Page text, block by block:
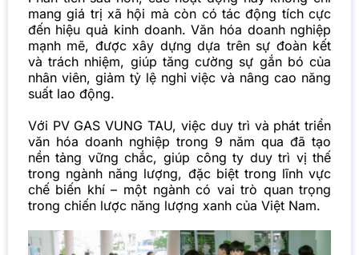
mang giá trị xã hội mà còn có tác động tích cực
đến hiệu quả kinh doanh. Văn hóa doanh nghiệp
mạnh mẽ, được xây dựng dựa trên sự đoàn kết
và trách nhiệm, giúp tăng cường sự gắn bó của
nhân viên, giảm tỷ lệ nghỉ việc và nâng cao năng
suất lao động.
Với PV GAS VUNG TAU, việc duy trì và phát triển
văn hóa doanh nghiệp trong 9 năm qua đã tạo
nền tảng vững chắc, giúp công ty duy trì vị thế
trong ngành năng lượng, đặc biệt trong lĩnh vực
chế biến khí – một ngành có vai trò quan trọng
trong chiến lược năng lượng xanh của Việt Nam.